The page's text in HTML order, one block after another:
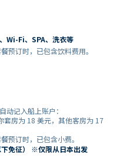
Wi-Fi、SPA、洗衣等
预订时，已包含饮料费用。
动记入船上账户：
套房为 18 美元，其他客房为 17
预订时，已包含小费。
免征） ※仅限从日本出发